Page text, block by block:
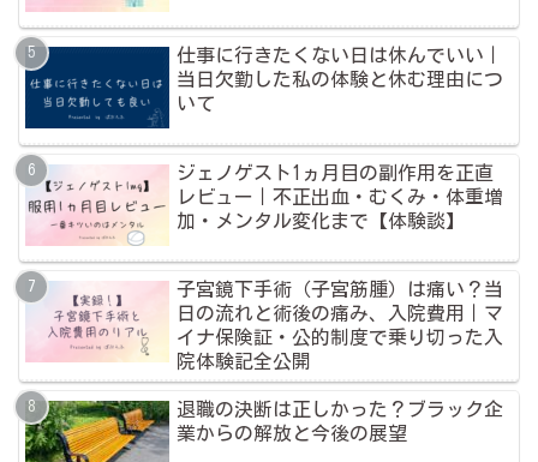
仕事に行きたくない日は休んでいい｜
当日欠勤した私の体験と休む理由につ
いて
ジェノゲスト1ヵ月目の副作用を正直
レビュー｜不正出血・むくみ・体重増
加・メンタル変化まで【体験談】
子宮鏡下手術（子宮筋腫）は痛い？当
日の流れと術後の痛み、入院費用｜マ
イナ保険証・公的制度で乗り切った入
院体験記全公開
退職の決断は正しかった？ブラック企
業からの解放と今後の展望